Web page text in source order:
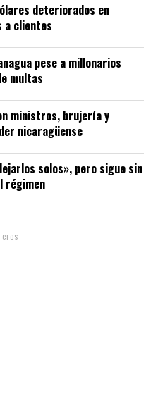
deteriorados en
a clientes
pese a millonarios
multas
ministros, brujería y
nicaragüense
solos», pero sigue sin
régimen